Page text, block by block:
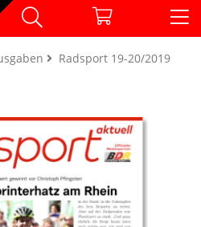
Radsport 19-20/2019